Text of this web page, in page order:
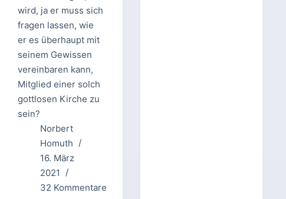
wird, ja er muss sich
fragen lassen, wie
er es überhaupt mit
seinem Gewissen
vereinbaren kann,
Mitglied einer solch
gottlosen Kirche zu
sein?
Norbert
Homuth
16. März
2021
32 Kommentare